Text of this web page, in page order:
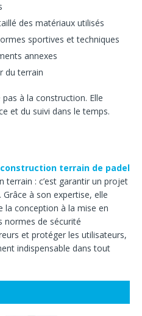
des matériaux utilisés
sportives et techniques
annexes
du terrain
à la construction. Elle
et du suivi dans le temps.
terrain de padel
terrain : c’est garantir un projet
à son expertise, elle
la conception à la mise en
normes de sécurité
et protéger les utilisateurs,
indispensable dans tout